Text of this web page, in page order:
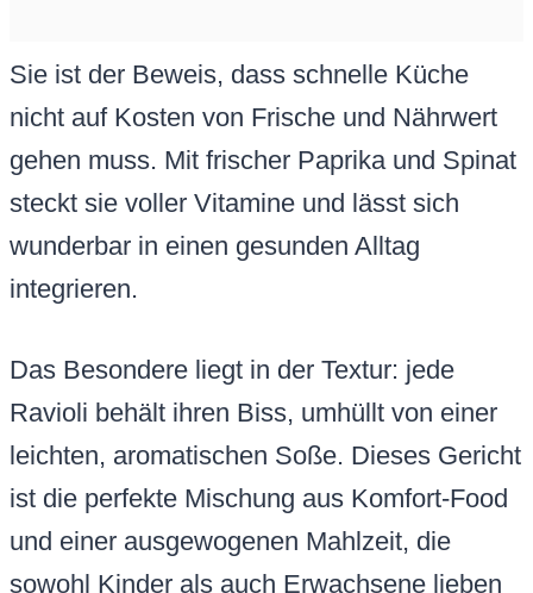
Sie ist der Beweis, dass schnelle Küche
nicht auf Kosten von Frische und Nährwert
gehen muss. Mit frischer Paprika und Spinat
steckt sie voller Vitamine und lässt sich
wunderbar in einen gesunden Alltag
integrieren.
Das Besondere liegt in der Textur: jede
Ravioli behält ihren Biss, umhüllt von einer
leichten, aromatischen Soße. Dieses Gericht
ist die perfekte Mischung aus Komfort-Food
und einer ausgewogenen Mahlzeit, die
sowohl Kinder als auch Erwachsene lieben